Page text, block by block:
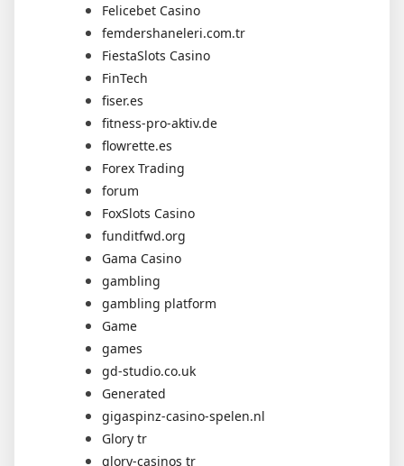
Felicebet Casino
femdershaneleri.com.tr
FiestaSlots Casino
FinTech
fiser.es
fitness-pro-aktiv.de
flowrette.es
Forex Trading
forum
FoxSlots Casino
funditfwd.org
Gama Casino
gambling
gambling platform
Game
games
gd-studio.co.uk
Generated
gigaspinz-casino-spelen.nl
Glory tr
glory-casinos tr